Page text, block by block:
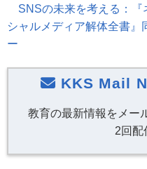
SNSの未来を考える：
シャルメディア解体全書』
ー
KKS Mail
教育の最新情報をメー
2回配